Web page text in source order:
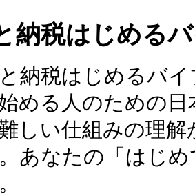
納税はじめる
と納税はじめるバ
める人のための
しい仕組みの理
あなたの「はじ